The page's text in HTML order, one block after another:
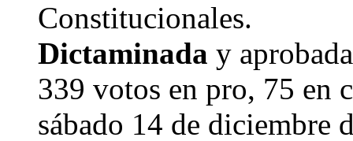
Constitucionales.
Dictaminada y
339 votos en pro, 75 en
sábado 14 de diciembre